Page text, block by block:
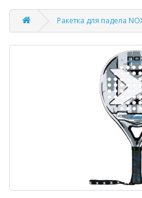
Ракетка для падела